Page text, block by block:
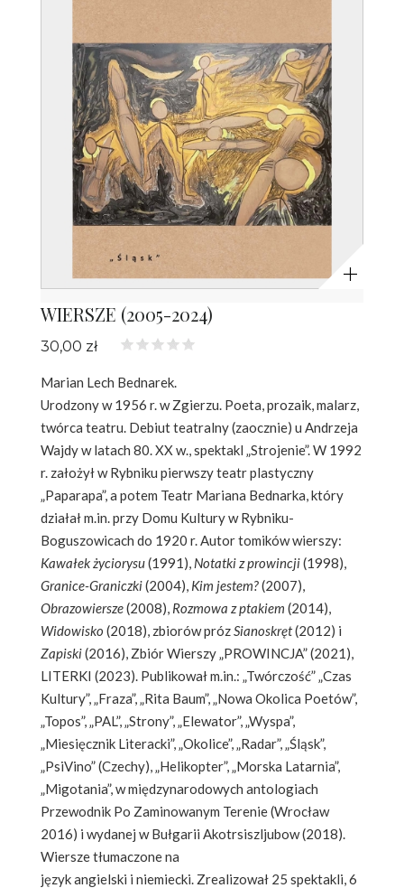
WIERSZE (2005-2024)
30,00 zł
Marian Lech Bednarek.
Urodzony w 1956 r. w Zgierzu. Poeta, prozaik, malarz,
twórca teatru. Debiut teatralny (zaocznie) u Andrzeja
Wajdy w latach 80. XX w., spektakl „Strojenie”. W 1992
r. założył w Rybniku pierwszy teatr plastyczny
„Paparapa”, a potem Teatr Mariana Bednarka, który
działał m.in. przy Domu Kultury w Rybniku-
Boguszowicach do 1920 r. Autor tomików wierszy:
Kawałek życiorysu(1991), Notatki z prowincji(1998),
Granice-Graniczki(2004), Kim jestem?(2007),
Obrazowiersze(2008), Rozmowa z ptakiem (2014),
Widowisko (2018), zbiorów prózSianoskręt(2012) i
Zapiski(2016), Zbiór Wierszy „PROWINCJA” (2021),
LITERKI (2023). Publikował m.in.: „Twórczość” „Czas
Kultury”, „Fraza”, „Rita Baum”, „Nowa Okolica Poetów”,
„Topos”, „PAL”, „Strony”, „Elewator”, „Wyspa”,
„Miesięcznik Literacki”, „Okolice”, „Radar”, „Śląsk”,
„PsiVino” (Czechy), „Helikopter”, „Morska Latarnia”,
„Migotania”, w międzynarodowych antologiach
Przewodnik Po Zaminowanym Terenie (Wrocław
2016) i wydanej w Bułgarii Akotrsiszljubow (2018).
Wiersze tłumaczone na
język angielski i niemiecki. Zrealizował 25 spektakli, 6